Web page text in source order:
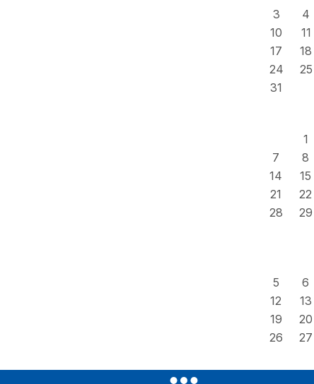
3
4
10
11
17
18
24
25
31
1
7
8
14
15
21
22
28
29
5
6
12
13
19
20
26
27